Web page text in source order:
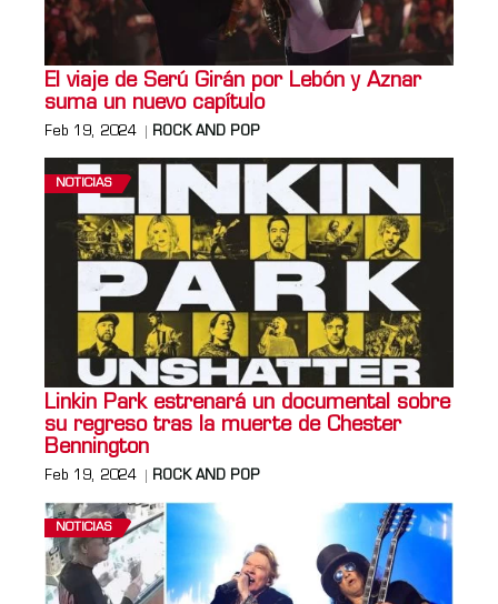
El viaje de Serú Girán por Lebón y Aznar
suma un nuevo capítulo
Feb 19, 2024 ROCK AND POP
NOTICIAS
Linkin Park estrenará un documental sobre
su regreso tras la muerte de Chester
Bennington
Feb 19, 2024 ROCK AND POP
NOTICIAS